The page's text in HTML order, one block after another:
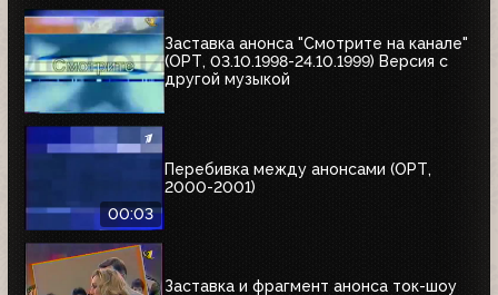
Заставка анонса "Смотрите на канале"
(ОРТ, 03.10.1998-24.10.1999) Версия с
другой музыкой
00:03
Перебивка между анонсами (ОРТ,
2000-2001)
Заставка и фрагмент анонса ток-шоу